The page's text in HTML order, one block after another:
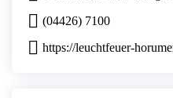
(04426) 7100
https://leuchtfeuer-